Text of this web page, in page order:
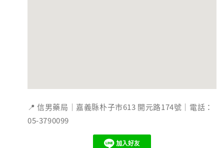
📍 信男藥局｜嘉義縣朴子市613 開元路174號｜電話：
05-3790099